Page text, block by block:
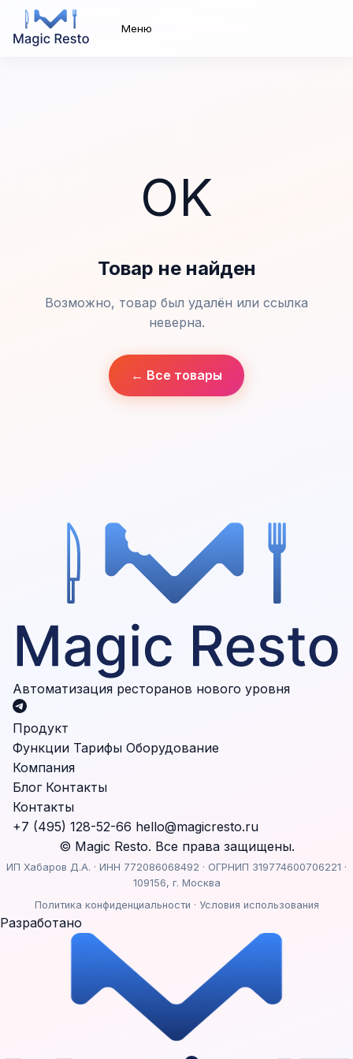
Меню
OK
Товар не найден
Возможно, товар был удалён или ссылка
неверна.
← Все товары
Автоматизация ресторанов нового уровня
Продукт
Функции Тарифы Оборудование
Компания
Блог Контакты
Контакты
+7 (495) 128-52-66 hello@magicresto.ru
© Magic Resto. Все права защищены.
ИП Хабаров Д.А. · ИНН 772086068492 · ОГРНИП 319774600706221 ·
109156, г. Москва
Политика конфиденциальности · Условия использования
Разработано